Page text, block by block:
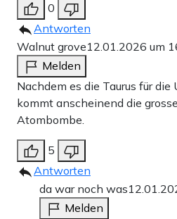
0
Antworten
Walnut grove12.01.2026 um
Melden
Nachdem es die Taurus für
kommt anscheinend die
Atombombe.
5
Antworten
da war noch was
Melden